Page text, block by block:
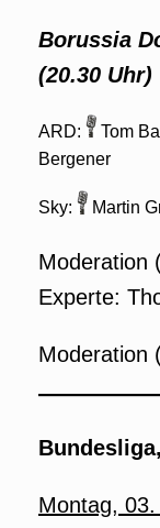
Borussia
(20.30 Uhr)
ARD:
Tom
Bergener
Sky: Martin
Moderation
Experte:
Moderation
Montag,